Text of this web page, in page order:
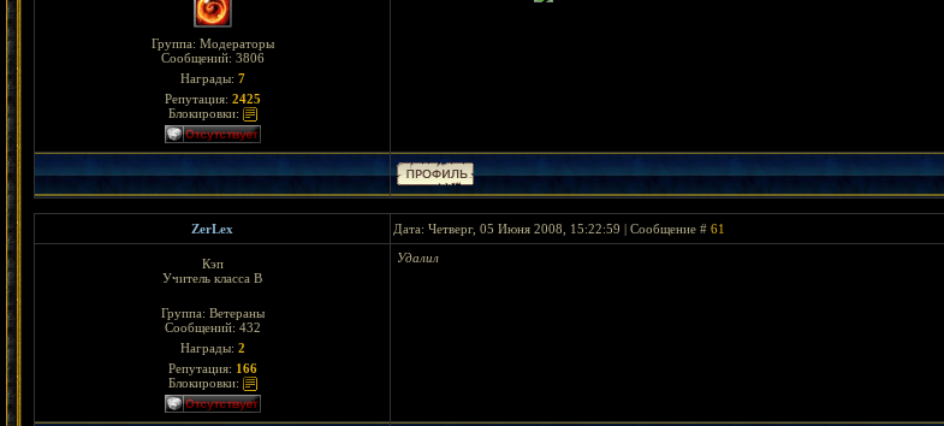
Группа: Модераторы
Сообщений: 3806
Награды: 7
Репутация: 2425
Блокировки:
ZerLex Дата: Четверг, 05 Июня 2008, 15:22:59 | Сообщение # 61
Кэп
Учитель класса В
Группа: Ветераны
Сообщений: 432
Награды: 2
Репутация: 166
Блокировки:
Удалил